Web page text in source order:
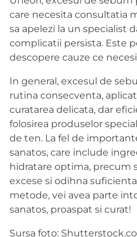
care necesita consultatia
sa apelezi la un specialist
complicatii persista. Este
descopere cauze ce
In general, excesul de
rutina consecventa,
curatarea delicata, dar
folosirea produselor
de ten. La fel de
sanatos, care include
hidratare optima, precum
excese si odihna
metode, vei avea parte
sanatos, proaspat si curat!
Sursa foto: